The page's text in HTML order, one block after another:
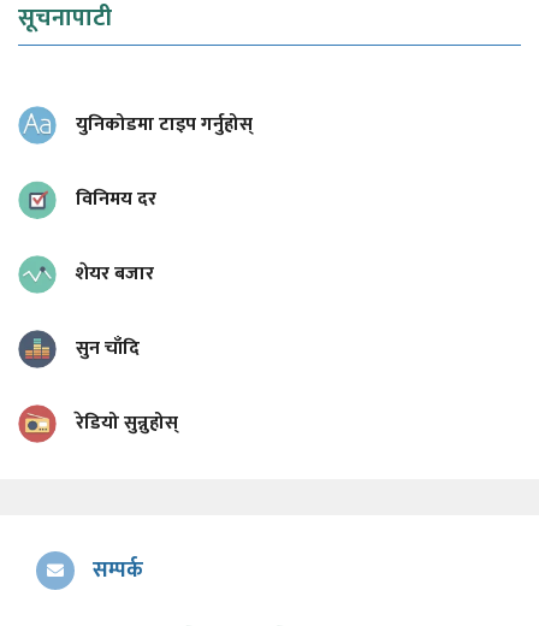
सूचनापाटी
युनिकोडमा टाइप गर्नुहोस्
विनिमय दर
शेयर बजार
सुन चाँदि
रेडियो सुन्नुहोस्
सम्पर्क